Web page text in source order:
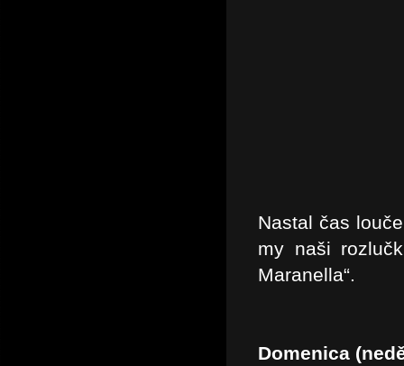
Nastal čas
my naši
Maranella“.
Domenica